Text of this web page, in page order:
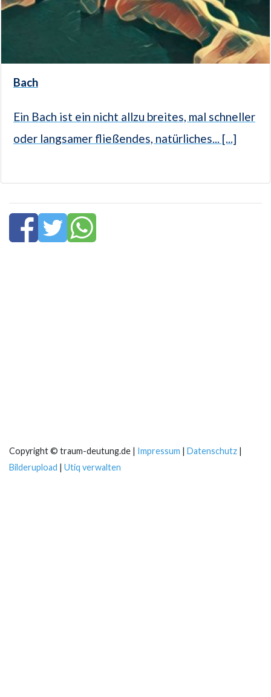
Bach
Ein Bach ist ein nicht allzu breites, mal schneller
oder langsamer fließendes, natür­liches... [...]
Copyright © traum-deutung.de | Impressum | Datenschutz |
Bilderupload | Utiq verwalten